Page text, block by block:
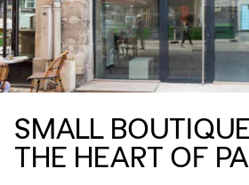
SMALL
THE HEART OF